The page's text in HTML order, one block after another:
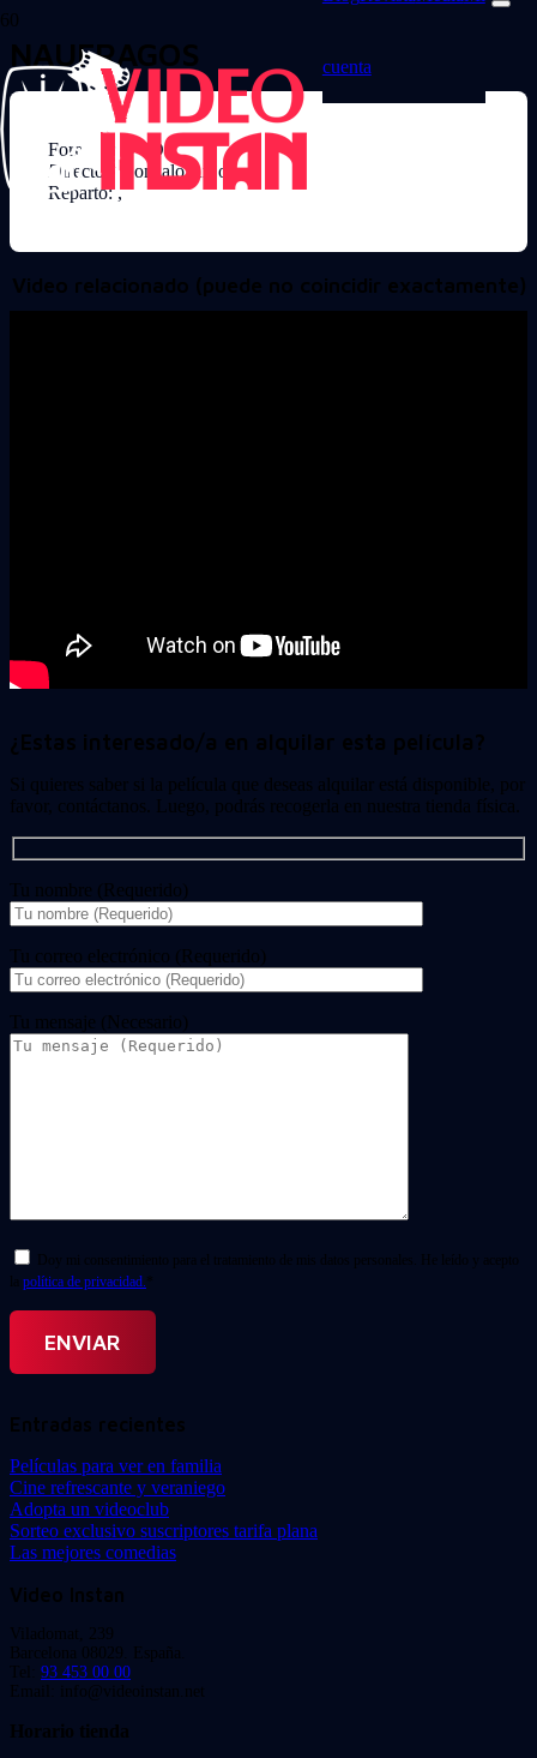
cuenta
NAUFRAGOS
Formato: DVD
Director: Gonzalo Arijon
Reparto: ,
Video relacionado (puede no coincidir exactamente)
¿Estas interesado/a en alquilar esta película?
Si quieres saber si la película que deseas alquilar está disponible, por
favor, contáctanos. Luego, podrás recogerla en nuestra tienda física.
Tu nombre (Requerido)
Tu correo electrónico (Requerido)
Tu mensaje (Necesario)
Doy mi consentimiento para el tratamiento de mis datos personales. He leído y acepto
la política de privacidad. *
Entradas recientes
Películas para ver en familia
Cine refrescante y veraniego
Adopta un videoclub
Sorteo exclusivo suscriptores tarifa plana
Las mejores comedias
Video Instan
Viladomat, 239
Barcelona 08029. España.
Tel: 93 453 00 00
Email: info@videoinstan.net
Horario tienda